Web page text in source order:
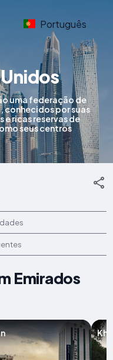
Português
uma federação de
conhecidos por suas
ricas reservas de
seus centros
Emirados